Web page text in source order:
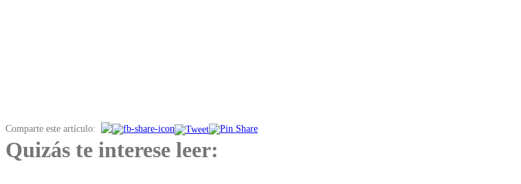
Comparte este artículo:
Quizás te interese leer: